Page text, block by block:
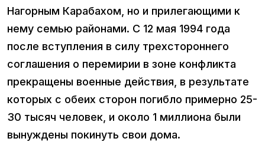
Нагорным Карабахом, но и прилегающими к
нему семью районами. С 12 мая 1994 года
после вступления в силу трехстороннего
соглашения о перемирии в зоне конфликта
прекращены военные действия, в результате
которых с обеих сторон погибло примерно 25-
30 тысяч человек, и около 1 миллиона были
вынуждены покинуть свои дома.